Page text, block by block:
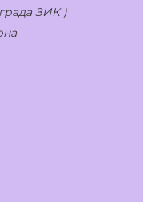
ЗИК )